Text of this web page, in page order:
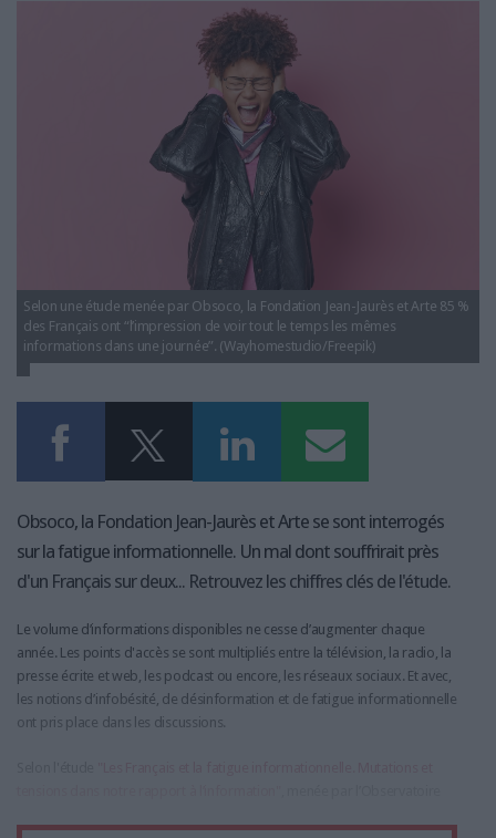
L'ANNUAIRE DES ACTEURS
LES LIVRES BLANCS
NOS OFFRES D'ABONNEMENTS
etude-infobesite-francais.jpg
Selon une étude menée par Obsoco, la Fondation Jean-Jaurès et Arte 85 %
des Français ont “l’impression de voir tout le temps les mêmes
informations dans une journée”. (Wayhomestudio/Freepik)
Obsoco, la Fondation Jean-Jaurès et Arte se sont interrogés
sur la fatigue informationnelle. Un mal dont souffrirait près
d'un Français sur deux... Retrouvez les chiffres clés de l'étude.
Le volume d’informations disponibles ne cesse d’augmenter chaque
année. Les points d'accès se sont multipliés entre la télévision, la radio, la
presse écrite et web, les podcast ou encore, les réseaux sociaux. Et avec,
les notions d’infobésité, de désinformation et de fatigue informationnelle
ont pris place dans les discussions.